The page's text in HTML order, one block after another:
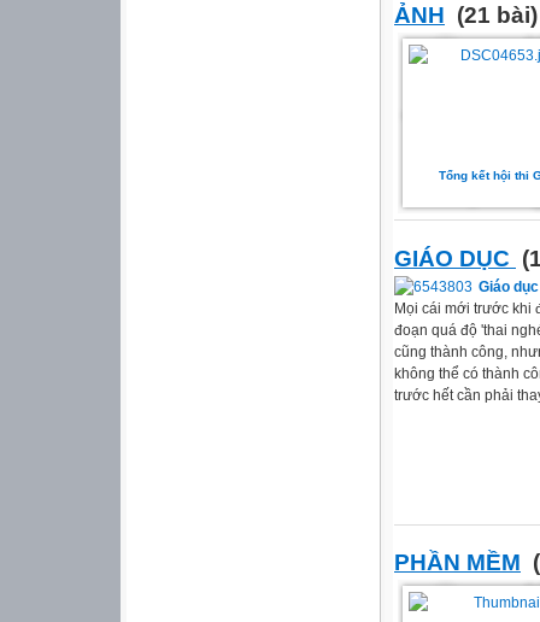
ẢNH (21 bài)
Tổng kết hội thi
GIÁO DỤC
Giáo
Mọi cái mới trước khi
đoạn quá độ 'thai
cũng thành công,
không thể có thành
trước hết cần phải
PHẦN MỀM